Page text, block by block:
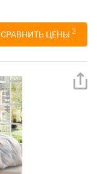
СРАВНИТЬ ЦЕНЫ 2